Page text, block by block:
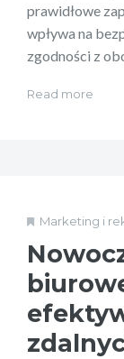
prawidłowe
wpływa na
zgodności z
Read more
Marketing i